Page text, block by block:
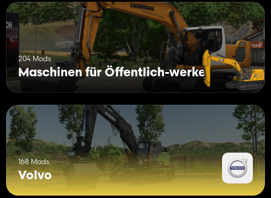
204 Mods
Maschinen für Öffentlich-werke
168 Mods
Volvo